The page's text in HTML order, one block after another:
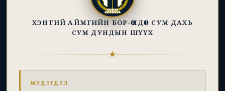
ХЭНТИЙ АЙМГИЙН БОР-ӨНДӨР СУМ ДАХЬ
СУМ ДУНДЫН ШҮҮХ
МЭДЭГДЭЛ